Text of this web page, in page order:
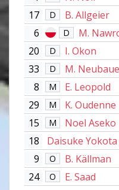
17 D B. Allgeier
6 D M.
20 D I. Okon
33 D M.
8 M E. Leopold
29 M K. Oudenne
15 M Noel Aseko
18 Daisuke Yokota
9 O B. Källman
24 O E. Saad